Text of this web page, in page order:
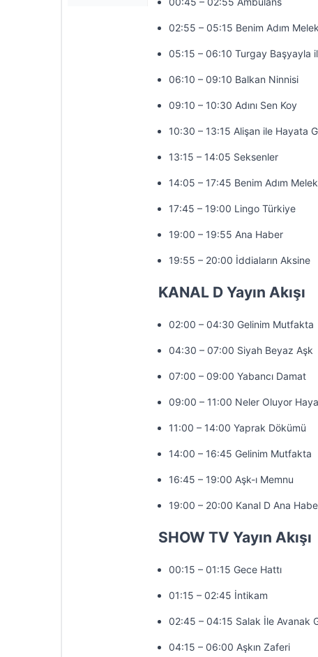
02:55 – 05:15 Benim Adım Melek
05:15 – 06:10 Turgay Başyayla
06:10 – 09:10 Balkan Ninnisi
09:10 – 10:30 Adını Sen Koy
10:30 – 13:15 Alişan ile Hayata
13:15 – 14:05 Seksenler
14:05 – 17:45 Benim Adım Melek
17:45 – 19:00 Lingo Türkiye
19:00 – 19:55 Ana Haber
19:55 – 20:00 İddiaların Aksine
KANAL D Yayın Akışı
02:00 – 04:30 Gelinim Mutfakta
04:30 – 07:00 Siyah Beyaz Aşk
07:00 – 09:00 Yabancı Damat
09:00 – 11:00 Neler Oluyor
11:00 – 14:00 Yaprak Dökümü
14:00 – 16:45 Gelinim Mutfakta
16:45 – 19:00 Aşk-ı Memnu
19:00 – 20:00 Kanal D Ana
SHOW TV Yayın Akışı
00:15 – 01:15 Gece Hattı
01:15 – 02:45 İntikam
02:45 – 04:15 Salak İle Avanak
04:15 – 06:00 Aşkın Zaferi